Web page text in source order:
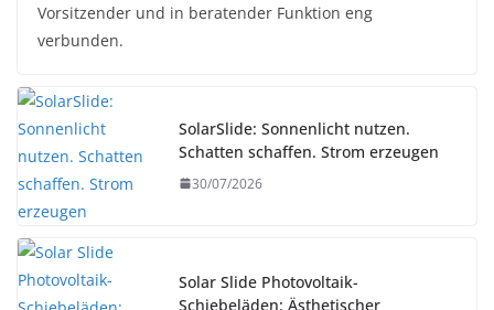
Vorsitzender und in beratender Funktion eng
verbunden.
SolarSlide: Sonnenlicht nutzen.
Schatten schaffen. Strom erzeugen
30/07/2026
Solar Slide Photovoltaik-
Schiebeläden: Ästhetischer